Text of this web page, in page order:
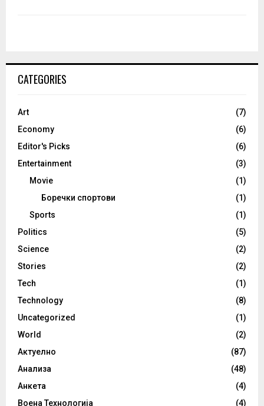
CATEGORIES
Art
(7)
Economy
(6)
Editor's Picks
(6)
Entertainment
(3)
Movie
(1)
Боречки спортови
(1)
Sports
(1)
Politics
(5)
Science
(2)
Stories
(2)
Tech
(1)
Technology
(8)
Uncategorized
(1)
World
(2)
Актуелно
(87)
Анализа
(48)
Анкета
(4)
Воена Технологија
(4)